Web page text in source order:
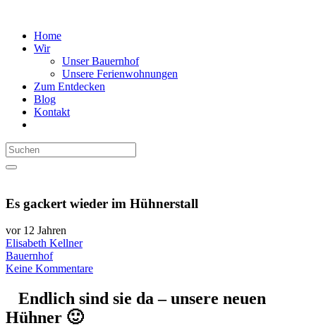
Home
Wir
Unser Bauernhof
Unsere Ferienwohnungen
Zum Entdecken
Blog
Kontakt
Es gackert wieder im Hühnerstall
vor 12 Jahren
Elisabeth Kellner
Bauernhof
Keine Kommentare
Endlich sind sie da – unsere neuen
Hühner 🙂